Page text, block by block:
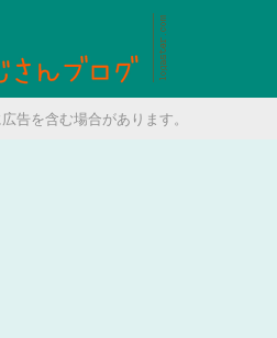
告を含む場合があります。